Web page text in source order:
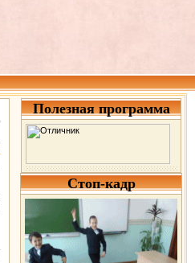
Полезная программа
Стоп-кадр